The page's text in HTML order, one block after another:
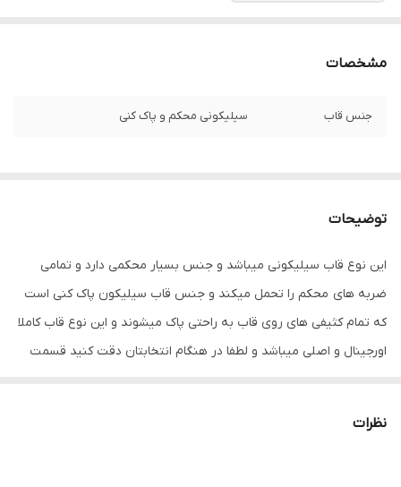
مشخصات
جنس قاب سیلیکونی محکم و پاک کنی
توضیحات
این نوع قاب سیلیکونی میباشد و جنس بسیار محکمی دارد و تمامی
ضربه های محکم را تحمل میکند و جنس قاب سیلیکون پاک کنی است
که تمام کثیفی های روی قاب به راحتی پاک میشوند و این نوع قاب کاملا
اورجینال و اصلی میباشد و لطفا در هنگام انتخابتان دقت کنید قسمت
نظرات